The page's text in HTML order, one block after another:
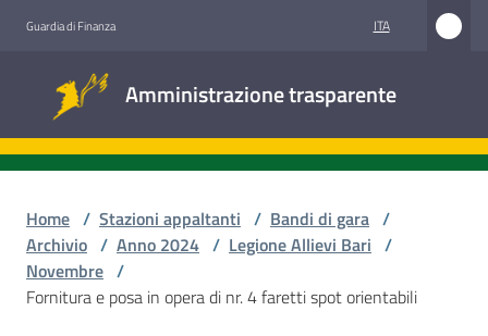
Guardia di Finanza ITA
Amministrazione trasparente
trasparente
Accesso
Home / Stazioni appaltanti / Bandi di gara /
Archivio / Anno 2024 / Legione Allievi Bari /
Novembre /
Fornitura e posa in opera di nr. 4 faretti spot orientabili